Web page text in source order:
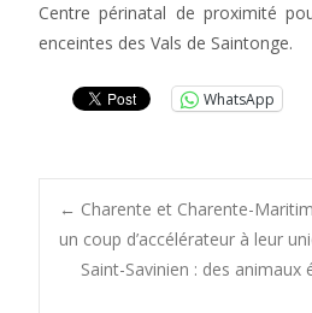
Centre périnatal de proximité
enceintes des Vals de Saintonge.
WhatsApp
Post
← Charente et Charente-
un coup d’accélérateur à leur
Saint-Savinien : des animaux